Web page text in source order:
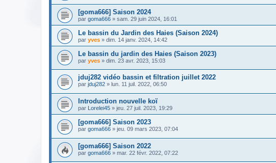
[goma666] Saison 2024
par goma666 » sam. 29 juin 2024, 16:01
Le bassin du Jardin des Haies (Saison 2024)
par yves » dim. 14 janv. 2024, 14:42
Le bassin du jardin des Haies (Saison 2023)
par yves » dim. 23 avr. 2023, 15:03
jduj282 vidéo bassin et filtration juillet 2022
par jduj282 » lun. 11 juil. 2022, 06:50
Introduction nouvelle koï
par Lorelei45 » jeu. 27 juil. 2023, 19:29
[goma666] Saison 2023
par goma666 » jeu. 09 mars 2023, 07:04
[goma666] Saison 2022
par goma666 » mar. 22 févr. 2022, 07:22